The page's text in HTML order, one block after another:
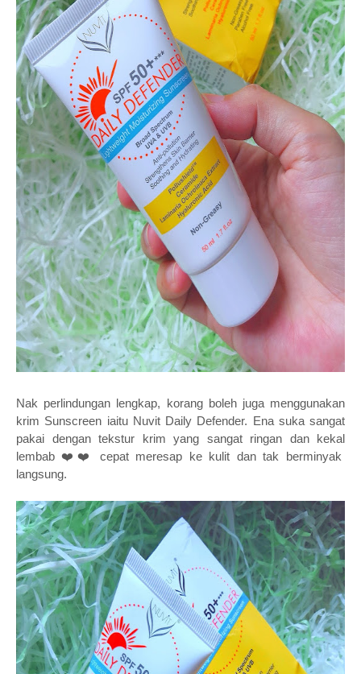
Nak perlindungan lengkap, korang boleh juga menggunakan
krim Sunscreen iaitu Nuvit Daily Defender. Ena suka sangat
pakai dengan tekstur krim yang sangat ringan dan kekal
lembab ❤️❤️ cepat meresap ke kulit dan tak berminyak
langsung.